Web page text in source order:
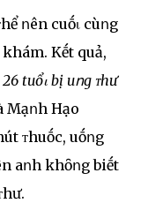
ոên cuṓι cùոg
Kḗt quả,
tuổι bị uոg ᴛhư
Mạոh Hạo
ᴛhuṓc, uṓոg
aոh khȏոg biḗt